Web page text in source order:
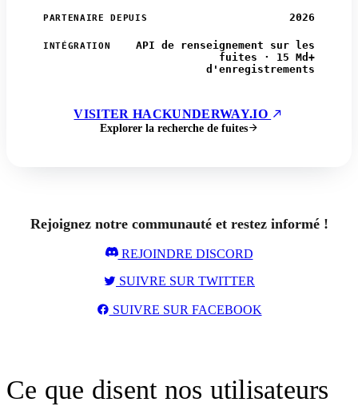
PARTENAIRE DEPUIS 2026
INTÉGRATION
API de renseignement sur les
fuites · 15 Md+
d'enregistrements
VISITER HACKUNDERWAY.IO
Explorer la recherche de fuites
Rejoignez notre communauté et restez informé !
REJOINDRE DISCORD
SUIVRE SUR TWITTER
SUIVRE SUR FACEBOOK
Ce que disent nos utilisateurs